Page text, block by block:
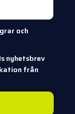
och
nyhetsbrev
från